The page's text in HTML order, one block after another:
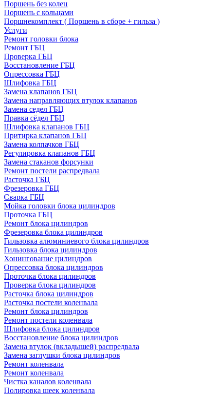
Поршень без колец
Поршень с кольцами
Поршнекомплект ( Поршень в сборе + гильза )
Услуги
Ремонт головки блока
Ремонт ГБЦ
Проверка ГБЦ
Восстановление ГБЦ
Опрессовка ГБЦ
Шлифовка ГБЦ
Замена клапанов ГБЦ
Замена направляющих втулок клапанов
Замена седел ГБЦ
Правка сёдел ГБЦ
Шлифовка клапанов ГБЦ
Притирка клапанов ГБЦ
Замена колпачков ГБЦ
Регулировка клапанов ГБЦ
Замена стаканов форсунки
Ремонт постели распредвала
Расточка ГБЦ
Фрезеровка ГБЦ
Сварка ГБЦ
Мойка головки блока цилиндров
Проточка ГБЦ
Ремонт блока цилиндров
Фрезеровка блока цилиндров
Гильзовка алюминиевого блока цилиндров
Гильзовка блока цилиндров
Хонингование цилиндров
Опрессовка блока цилиндров
Проточка блока цилиндров
Проверка блока цилиндров
Расточка блока цилиндров
Расточка постели коленвала
Ремонт блока цилиндров
Ремонт постели коленвала
Шлифовка блока цилиндров
Восстановление блока цилиндров
Замена втулок (вкладышей) распредвала
Замена заглушки блока цилиндров
Ремонт коленвала
Ремонт коленвала
Чистка каналов коленвала
Полировка шеек коленвала